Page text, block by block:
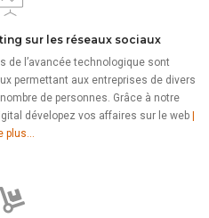
sur les réseaux sociaux
de l’avancée technologique sont
permettant aux entreprises de divers
de personnes. Grâce à notre
dévelopez vos affaires sur le web
plus…